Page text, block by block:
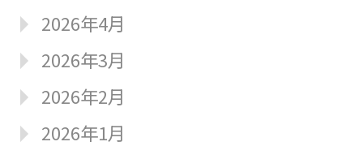
2026年4月
2026年3月
2026年2月
2026年1月